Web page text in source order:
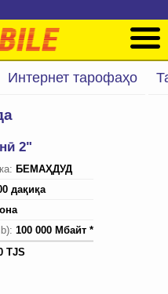
Интернет тарофаҳо
2"
БЕМАҲДУД
дақиқа
100 000 Мбайт *
TJS